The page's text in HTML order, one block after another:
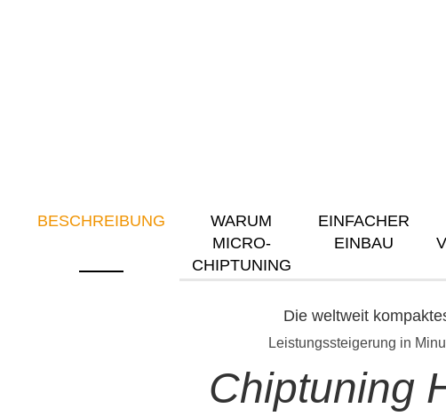
BESCHREIBUNG
WARUM
MICRO-
CHIPTUNING
EINFACHER
EINBAU
Die weltweit
Leistungssteigerung in
Chiptuning